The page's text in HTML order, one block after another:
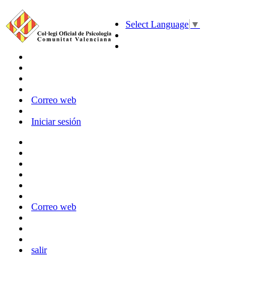
Select Language ▼
Correo web
Iniciar sesión
Correo web
salir